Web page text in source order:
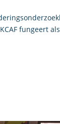
fungeert